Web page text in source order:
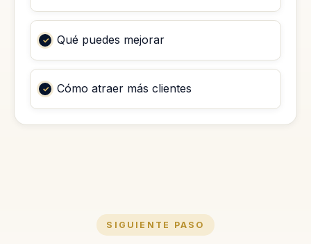
Qué puedes mejorar
Cómo atraer más clientes
SIGUIENTE PASO